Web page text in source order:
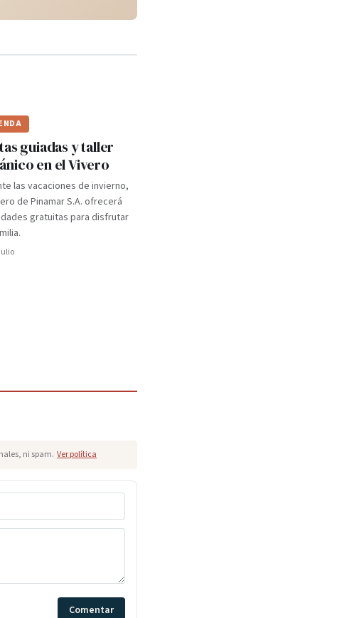
guiadas y taller
en el Vivero
las vacaciones de invierno,
de Pinamar S.A. ofrecerá
gratuitas para disfrutar
ni spam. Ver política
Comentar